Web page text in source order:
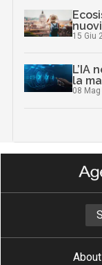
15 Giu
L’IA
la
08
About